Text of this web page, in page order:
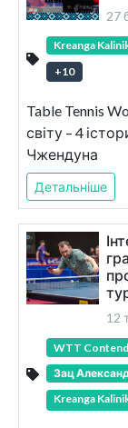
27
Kreanga
+10
Table Tennis
світу – 4
Чжендуна
Детальніше
12
WTT
Зац
Kreanga